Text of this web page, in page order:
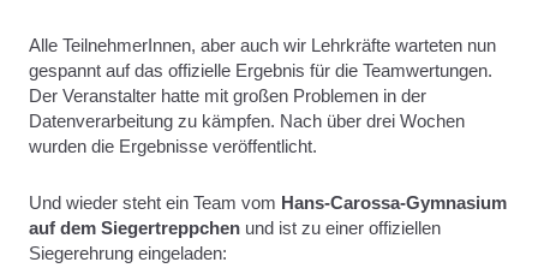
Alle TeilnehmerInnen, aber auch wir Lehrkräfte warteten nun
gespannt auf das offizielle Ergebnis für die Teamwertungen.
Der Veranstalter hatte mit großen Problemen in der
Datenverarbeitung zu kämpfen. Nach über drei Wochen
wurden die Ergebnisse veröffentlicht.
Und wieder steht ein Team vom Hans-Carossa-Gymnasium
auf dem Siegertreppchenund ist zu einer offiziellen
Siegerehrung eingeladen: